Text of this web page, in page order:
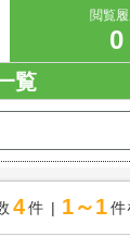
閲覧
0
覧
4 件 1～1 件